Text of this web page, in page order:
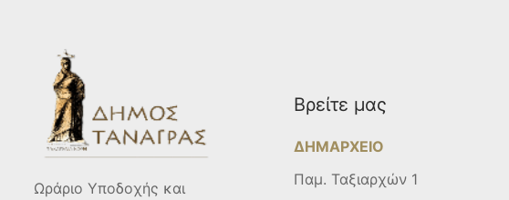
Ωράριο Υποδοχής και
Βρείτε μας
ΔΗΜΑΡΧΕΙΟ
Παμ. Ταξιαρχών 1